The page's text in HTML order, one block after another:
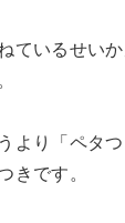
ているせい
より「ペタ
きです。